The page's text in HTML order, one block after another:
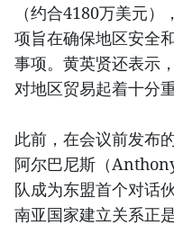
（约合4180万美元
项旨在确保地区安全
事项。黄英贤还表示
对地区贸易起着十分
此前，在会议前发布
阿尔巴尼斯（
队成为东盟首个对话
南亚国家建立关系正